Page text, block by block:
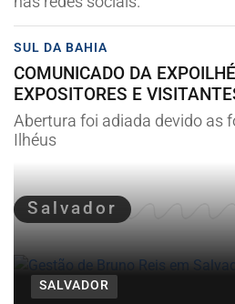
SUL DA BAHIA
COMUNICADO DA
EXPOSITORES E
Abertura foi adiada devido as
Ilhéus
Salvador
SALVADOR